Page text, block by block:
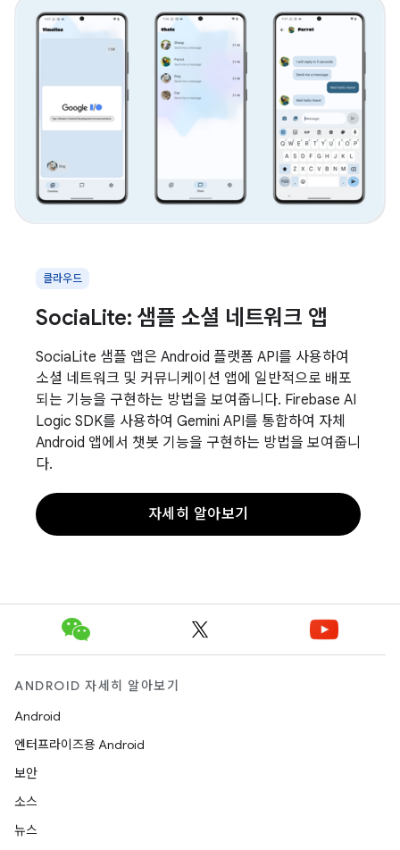
클라우드
SociaLite: 샘플 소셜 네트워크 앱
SociaLite 샘플 앱은 Android 플랫폼 API를 사용하여
소셜 네트워크 및 커뮤니케이션 앱에 일반적으로 배포
되는 기능을 구현하는 방법을 보여줍니다. Firebase AI
Logic SDK를 사용하여 Gemini API를 통합하여 자체
Android 앱에서 챗봇 기능을 구현하는 방법을 보여줍니
다.
자세히 알아보기
ANDROID 자세히 알아보기
Android
엔터프라이즈용 Android
보안
소스
뉴스